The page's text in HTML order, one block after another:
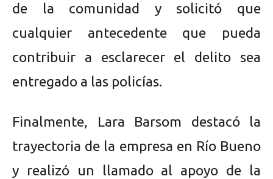
de la comunidad y solicitó que
cualquier antecedente que pueda
contribuir a esclarecer el delito sea
entregado a las policías.
Finalmente, Lara Barsom destacó la
trayectoria de la empresa en Río Bueno
y realizó un llamado al apoyo de la